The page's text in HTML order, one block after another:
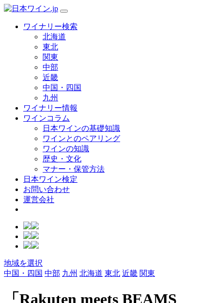
ワイナリー検索
北海道
東北
関東
中部
近畿
中国・四国
九州
ワイナリー情報
ワインコラム
日本ワインの基礎知識
ワインとのペアリング
ワインの知識
歴史・文化
マナー・保管方法
日本ワイン検定
お問い合わせ
運営会社
地域を選択
中国・四国 中部 九州 北海道 東北 近畿 関東
「Rakuten meets BEAMS